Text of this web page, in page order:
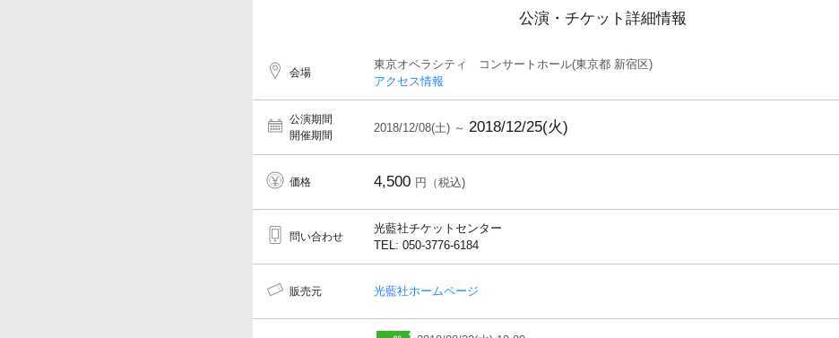
公演・チケット詳細情報
会場
東京オペラシティ コンサートホール(東京都 新宿区)
アクセス情報
公演期間
開催期間
2018/12/08(土) ～ 2018/12/25(火)
価格 4,500 円（税込)
問い合わせ
光藍社チケットセンター
TEL: 050-3776-6184
販売元 光藍社ホームページ